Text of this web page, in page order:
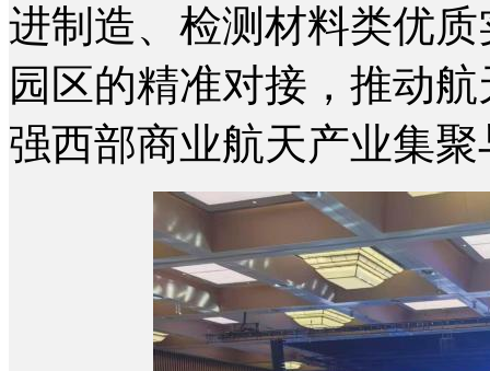
进制造、检测材料类优
园区的精准对接，推动
强西部商业航天产业集